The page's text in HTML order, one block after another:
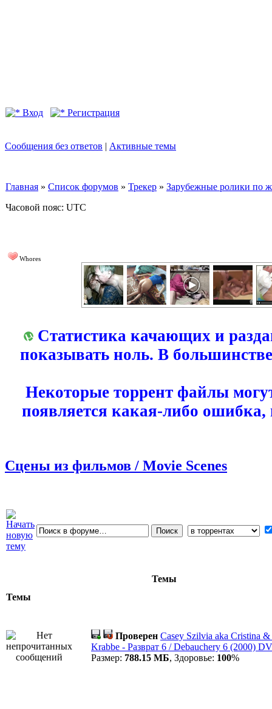
Вход Регистрация
Сообщения без ответов | Активные темы
Главная » Список форумов » Трекер » Зарубежные ролики по
Часовой пояс: UTC
Whores
Статистика качающих и
показывать ноль. В
Некоторые торрент файлы
появляется какая-либо
Сцены из фильмов / Movie Scenes
Темы
Темы
Проверен Casey Szilvia aka Cristina
Krabbe - Разврат 6 / Debauchery 6 (2000)
Размер: 788.15 МБ, Здоровье: 100%